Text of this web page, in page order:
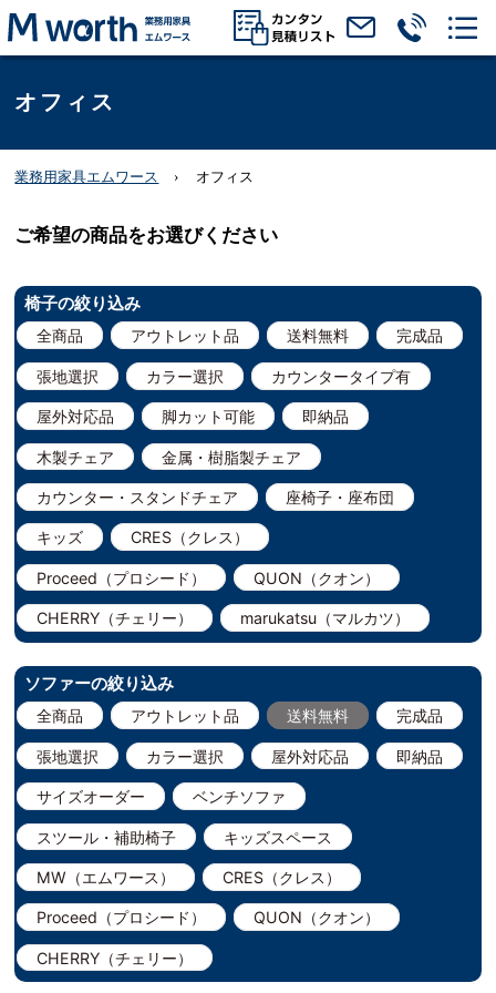
オフィス
業務用家具エムワース オフィス
ご希望の商品をお選びください
椅子の絞り込み
全商品 アウトレット品 送料無料 完成品
張地選択 カラー選択 カウンタータイプ有
屋外対応品 脚カット可能 即納品
木製チェア 金属・樹脂製チェア
カウンター・スタンドチェア 座椅子・座布団
キッズ CRES（クレス）
Proceed（プロシード） QUON（クオン）
CHERRY（チェリー） marukatsu（マルカツ）
ソファーの絞り込み
全商品 アウトレット品 送料無料 完成品
張地選択 カラー選択 屋外対応品 即納品
サイズオーダー ベンチソファ
スツール・補助椅子 キッズスペース
MW（エムワース） CRES（クレス）
Proceed（プロシード） QUON（クオン）
CHERRY（チェリー）